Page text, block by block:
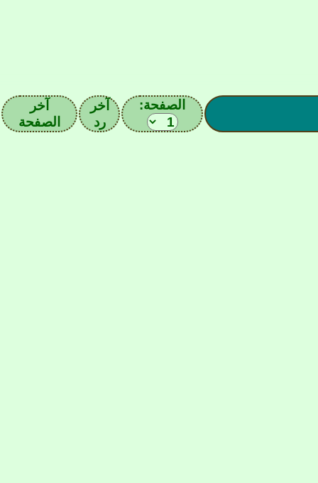
الصفحة:
آخر
رد
آخر
الصفحة